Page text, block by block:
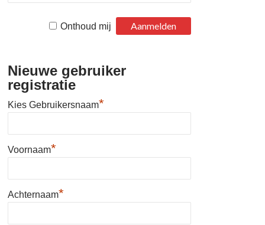
Onthoud mij
Nieuwe gebruiker
registratie
Kies Gebruikersnaam*
Voornaam*
Achternaam*